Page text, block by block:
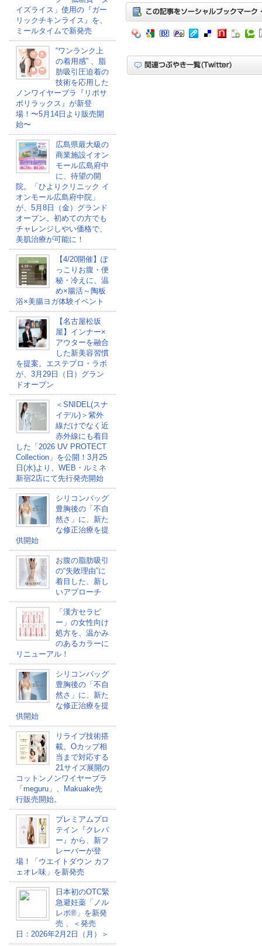
イズライス」使用の『ガー
リックチキンライス』を、
ミールタイムで新発売
“ワンランク上
の着用感” 、脂
肪吸引圧迫着の
技術を応用した
ノンワイヤーブラ『リポサ
ポリラックス』が新登
場！〜5月14日より販売開
始〜
広島県最大級の
商業施設イオン
モール広島府中
に、待望の開
院。「ひよりクリニック イ
オンモール広島府中院」
が、5月8日（金）グランド
オープン。初めての方でも
チャレンジしやい価格で、
美肌治療が可能に！
【4/20開催】ぽ
っこりお腹・便
秘・冷えに、温
め×腸活～陶板
浴×美腸ヨガ体験イベント
【名古屋松坂
屋】インナー×
アウターを融合
した新美容習慣
を提案。エステプロ・ラボ
が、3月29日（日）グラン
ドオープン
＜SNIDEL(スナ
イデル)＞紫外
線だけでなく近
赤外線にも着目
した「2026 UV PROTECT
Collection」を公開！3月25
日(水)より、WEB・ルミネ
新宿2店にて先行発売開始
シリコンバッグ
豊胸後の「不自
然さ」に、新た
な修正治療を提
供開始
お腹の脂肪吸引
の“失敗理由”に
着目した、新し
いアプローチ
「漢方セラピ
ー」の女性向け
処方を、温かみ
のあるカラーに
リニューアル！
シリコンバッグ
豊胸後の「不自
然さ」に、新た
な修正治療を提
供開始
リライブ技術搭
載。Oカップ相
当まで対応する
21サイズ展開の
コットンノンワイヤーブラ
「meguru」、Makuake先
行販売開始。
プレミアムプロ
テイン『クレバ
ー』から、新フ
レーバーが登
場！「ウエイトダウン カフ
ェオレ味」を新発売
日本初のOTC緊
急避妊薬「ノル
レボ®」を新発
売 、＜発売
日：2026年2月2日（月）＞